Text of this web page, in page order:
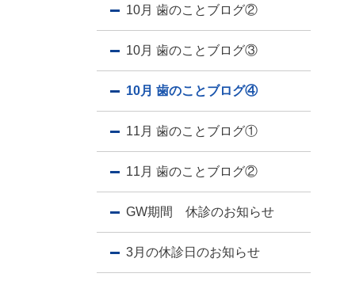
10月 歯のことブログ②
10月 歯のことブログ③
10月 歯のことブログ④
11月 歯のことブログ①
11月 歯のことブログ②
GW期間 休診のお知らせ
3月の休診日のお知らせ